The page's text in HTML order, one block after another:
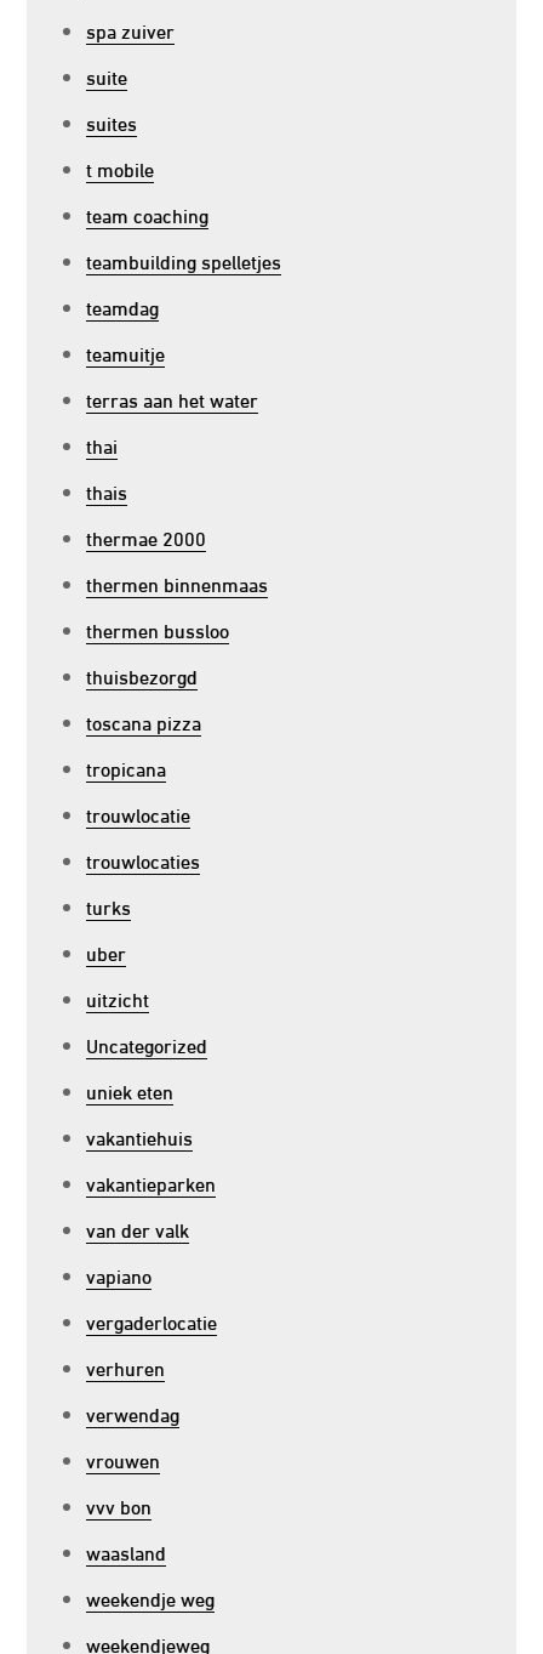
spa zuiver
suite
suites
t mobile
team coaching
teambuilding spelletjes
teamdag
teamuitje
terras aan het water
thai
thais
thermae 2000
thermen binnenmaas
thermen bussloo
thuisbezorgd
toscana pizza
tropicana
trouwlocatie
trouwlocaties
turks
uber
uitzicht
Uncategorized
uniek eten
vakantiehuis
vakantieparken
van der valk
vapiano
vergaderlocatie
verhuren
verwendag
vrouwen
vvv bon
waasland
weekendje weg
weekendjeweg